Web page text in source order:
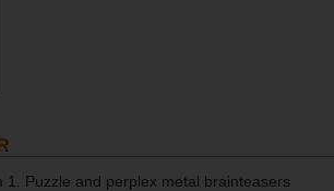
1. Puzzle and perplex metal brainteasers